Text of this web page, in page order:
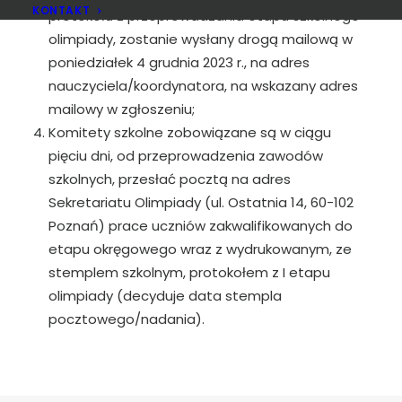
KONTAKT
protokołu z przeprowadzania etapu szkolnego
olimpiady, zostanie wysłany drogą mailową w
poniedziałek 4 grudnia 2023 r., na adres
nauczyciela/koordynatora, na wskazany adres
mailowy w zgłoszeniu;
Komitety szkolne zobowiązane są w ciągu
pięciu dni, od przeprowadzenia zawodów
szkolnych, przesłać pocztą na adres
Sekretariatu Olimpiady (ul. Ostatnia 14, 60-102
Poznań) prace uczniów zakwalifikowanych do
etapu okręgowego wraz z wydrukowanym, ze
stemplem szkolnym, protokołem z I etapu
olimpiady (decyduje data stempla
pocztowego/nadania).